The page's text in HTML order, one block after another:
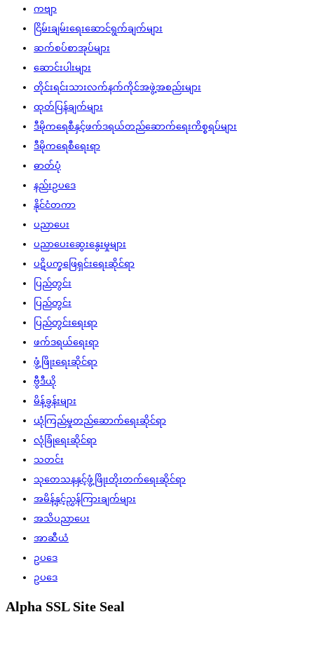
ကဗျာ
ငြိမ်းချမ်းရေးဆောင်ရွက်ချက်များ
ဆက်စပ်စာအုပ်များ
ဆောင်းပါးများ
တိုင်းရင်းသားလက်နက်ကိုင်အဖွဲ့အစည်းများ
ထုတ်ပြန်ချက်များ
ဒီမိုကရေစီနှင့်ဖက်ဒရယ်တည်ဆောက်‌ရေးကိစ္စရပ်များ
ဒီမိုကရေစီရေးရာ
ဓာတ်ပုံ
နည်းဥပဒေ
နိုင်ငံတကာ
ပညာပေး
ပညာပေးဆွေးနွေးမှုများ
ပဋိပက္ခဖြေရှင်းရေးဆိုင်ရာ
ပြည်တွင်း
ပြည်တွင်း
ပြည်တွင်းရေးရာ
ဖက်ဒရယ်ရေးရာ
ဖွံ့ဖြိုးရေးဆိုင်ရာ
ဗွီဒီယို
မိန့်ခွန်းများ
ယုံကြည်မှုတည်ဆောက်ရေးဆိုင်ရာ
လုံခြုံရေးဆိုင်ရာ
သတင်း
သုတေသနနှင့်ဖွံ့ဖြိုးတိုးတက်ရေးဆိုင်ရာ
အမိန့်နှင့်ညွှန်ကြားချက်များ
အသိပညာပေး
အာဆီယံ
ဥပဒေ
ဥပဒေ
Alpha SSL Site Seal